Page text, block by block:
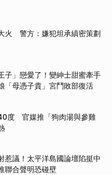
火 警方：嫌犯坦承縝密策劃
子」戀愛了！變紳士甜蜜牽手
母憑子貴」宮鬥敗部復活
度 官媒推「狗肉湯與參雞
惹議！太平洋島國論壇陷挺中
合聲明恐碰壁